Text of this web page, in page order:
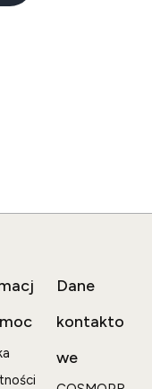
Dane
kontakto
we